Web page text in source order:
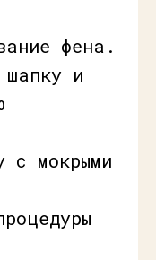
фена.
шапку и
с мокрыми